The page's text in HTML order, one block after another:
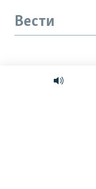
Вести
Интервју